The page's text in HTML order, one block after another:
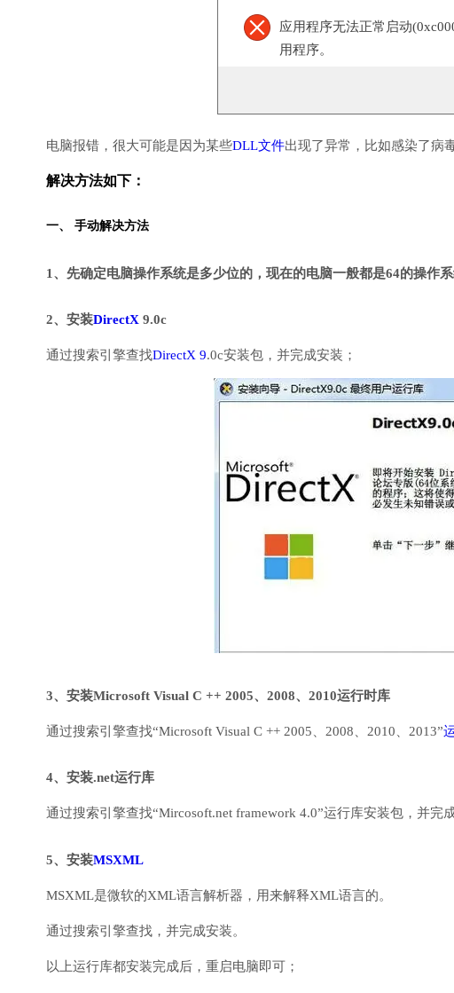
应用程序无法正常启动
用程序。
电脑报错，很大可能是因为某些DLL文件出现了异常，比如感染了病
解决方法如下：
一、 手动解决方法
1、先确定电脑操作系统是多少位的，现在的电脑一般都是64的操作
2、安装DirectX 9.0c
通过搜索引擎查找DirectX 9.0c安装包，并完成安装；
3、安装Microsoft Visual C ++ 2005、2008、2010运行时库
通过搜索引擎查找“Microsoft Visual C ++ 2005、2008、2010、2013”
4、安装.net运行库
通过搜索引擎查找“Mircosoft.net framework 4.0”运行库安装包，并完成
5、安装MSXML
MSXML是微软的XML语言解析器，用来解释XML语言的。
通过搜索引擎查找，并完成安装。
以上运行库都安装完成后，重启电脑即可；